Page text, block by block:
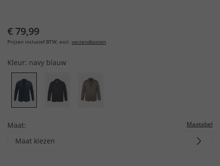
€ 79,99
Prijzen inclusief BTW, excl. verzendkosten
Kleur: navy blauw
Maat: Maatabel
Maat kiezen